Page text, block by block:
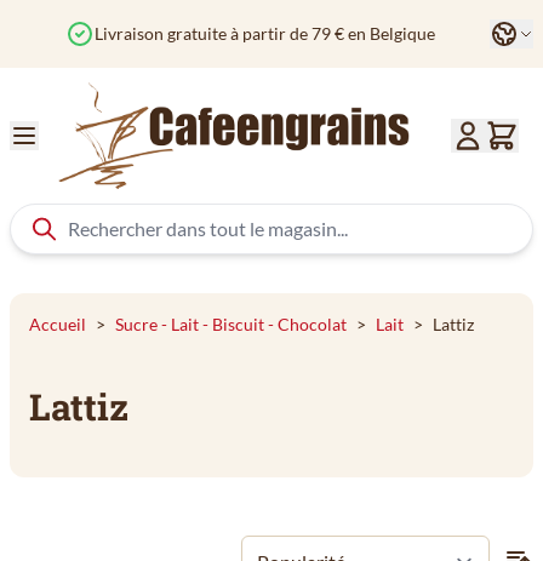
Livraison gratuite à partir de 79 € en Belgique
Accueil > Sucre - Lait - Biscuit - Chocolat > Lait > Lattiz
Lattiz